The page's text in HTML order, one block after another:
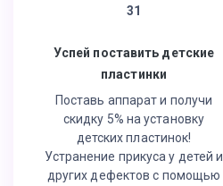
31
Успей поставить детские
пластинки
Поставь аппарат и получи
скидку 5% на установку
детских пластинок!
Устранение прикуса у детей и
других дефектов с помощью